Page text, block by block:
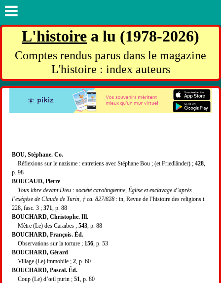
L'histoire a lu (1978-2026)
Comptes rendus parus dans le magazine
L'histoire : index auteurs
BOU, Stéphane. Co.
Réflexions sur le nazisme : entretiens avec Stéphane Bou ; (et Friedländer) ; 428
p. 98
BOUCAUD, Pierre
Tous libre devant Dieu : société carolingienne, Église et esclavage d’après
l’exégèse de Claude de Turin, † ca. 827/828 : in, Revue de l’histoire des religions t.
228, fasc. 3 ; 371 , p. 88
BOUCHARD, Christophe. Ill.
Mètre (Le) des Caraïbes ; 543 , p. 88
BOUCHARD, François. Éd.
Observations sur la torture ; 156 , p. 53
BOUCHARD, Gérard
Village (Le) immobile ; 2 , p. 60
BOUCHARD, Pascal. Éd.
Coup (Le) d’œil purin ; 51 , p. 80